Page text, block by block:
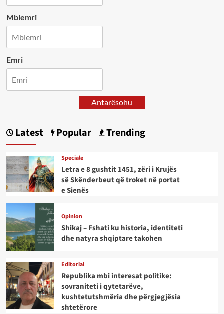
Mbiemri
Emri
Antarësohu
Latest Popular Trending
Speciale
Letra e 8 gushtit 1451, zëri i Krujës
së Skënderbeut që troket në portat
e Sienës
Opinion
Shikaj – Fshati ku historia, identiteti
dhe natyra shqiptare takohen
Editorial
Republika mbi interesat politike:
sovraniteti i qytetarëve,
kushtetutshmëria dhe përgjegjësia
shtetërore